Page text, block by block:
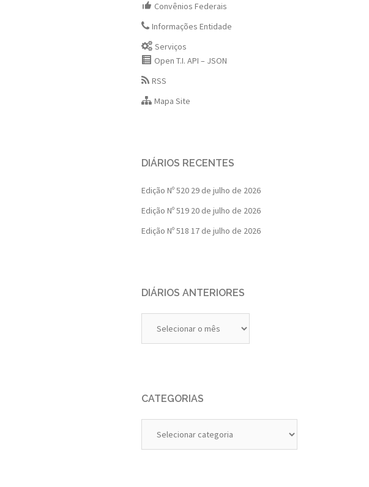
Convênios Federais
Informações Entidade
Serviços
Open T.I. API – JSON
RSS
Mapa Site
DIÁRIOS RECENTES
Edição Nº 520 29 de julho de 2026
Edição Nº 519 20 de julho de 2026
Edição Nº 518 17 de julho de 2026
DIÁRIOS ANTERIORES
Anteriores
CATEGORIAS